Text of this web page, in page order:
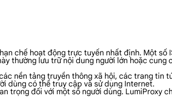
chế hoạt động trực tuyến nhất định. Một
thường lưu trữ nội dung người lớn hoặc
nền tảng truyền thông xã hội, các trang tin
dùng có thể truy cập và sử dụng Internet.
trọng đối với một số người dùng. LumiProxy